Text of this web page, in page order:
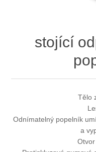
stojící
Tělo
Odnímatelný popelník
a
Otvor